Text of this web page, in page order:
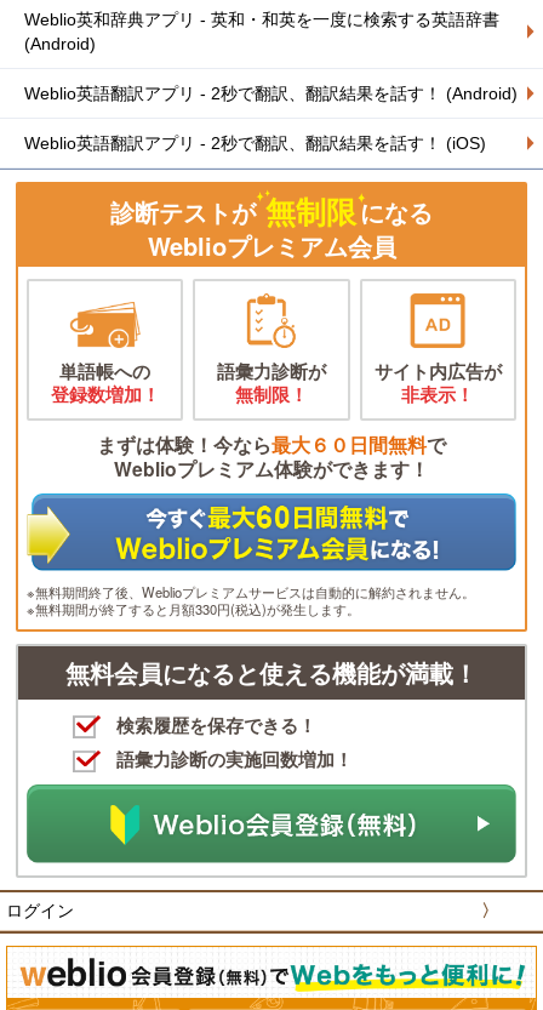
Weblio英和辞典アプリ - 英和・和英を一度に検索する英語辞書
(Android)
Weblio英語翻訳アプリ - 2秒で翻訳、翻訳結果を話す！ (Android)
Weblio英語翻訳アプリ - 2秒で翻訳、翻訳結果を話す！ (iOS)
診断テストが 無制限になる
Weblioプレミアム会員
単語帳への
登録数増加！
語彙力診断が
無制限！
サイト内広告が
非表示！
まずは体験！今なら最大６０日間無料で
Weblioプレミアム体験ができます！
※無料期間終了後、Weblioプレミアムサービスは自動的に解約されません。
※無料期間が終了すると月額330円(税込)が発生します。
無料会員になると使える機能が満載！
検索履歴を保存できる！
語彙力診断の実施回数増加！
ログイン 〉